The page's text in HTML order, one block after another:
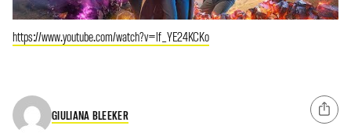
https://www.youtube.com/watch?v=lf_YE24KCKo
GIULIANA BLEEKER